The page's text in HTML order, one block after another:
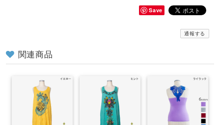
Save
通報する
関連商品